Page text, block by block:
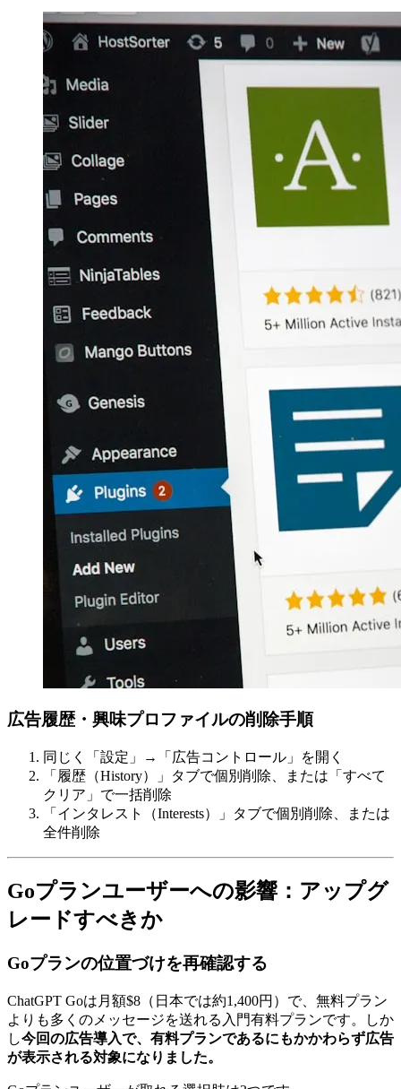
広告履歴・興味プロファイルの削除手順
同じく「設定」→「広告コントロール」を開く
「履歴（History）」タブで個別削除、または「すべて
クリア」で一括削除
「インタレスト（Interests）」タブで個別削除、または
全件削除
Goプランユーザーへの影響：アップグ
レードすべきか
Goプランの位置づけを再確認する
ChatGPT Goは月額$8（日本では約1,400円）で、無料プラン
よりも多くのメッセージを送れる入門有料プランです。しか
し今回の広告導入で、有料プランであるにもかかわらず広告
が表示される対象になりました。